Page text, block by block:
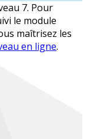
7. Pour
le module
maîtrisez les
en ligne.